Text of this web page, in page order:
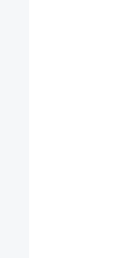
。
は、全国の学生ボラ
援活動、調査研究活
うに取り組んでいき